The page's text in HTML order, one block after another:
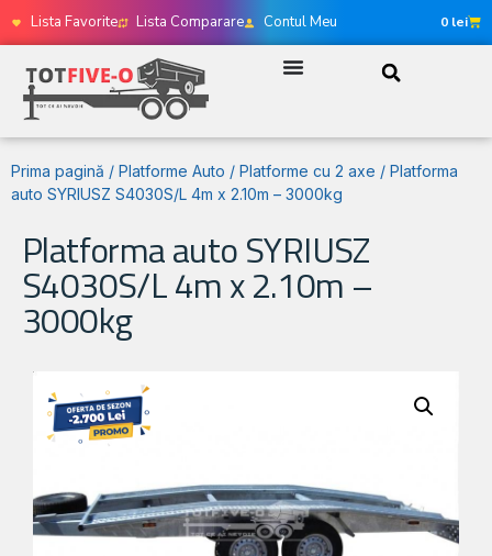
Lista Favorite Lista Comparare Contul Meu 0 lei
Prima pagină / Platforme Auto / Platforme cu 2 axe / Platforma
auto SYRIUSZ S4030S/L 4m x 2.10m – 3000kg
Platforma auto SYRIUSZ
S4030S/L 4m x 2.10m –
3000kg